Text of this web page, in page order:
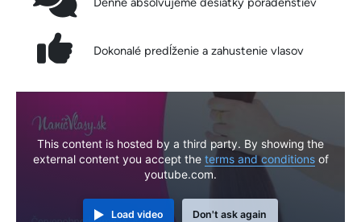
Dokonalé predĺženie a zahustenie vlasov
This content is hosted by a third party. By showing the
external content you accept the terms and conditionsof
youtube.com.
Load video Don't ask again